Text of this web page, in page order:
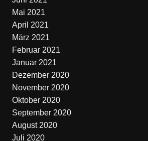
Mai 2021
April 2021
März 2021
Februar 2021
Januar 2021
Dezember 2020
November 2020
Oktober 2020
September 2020
August 2020
Juli 2020